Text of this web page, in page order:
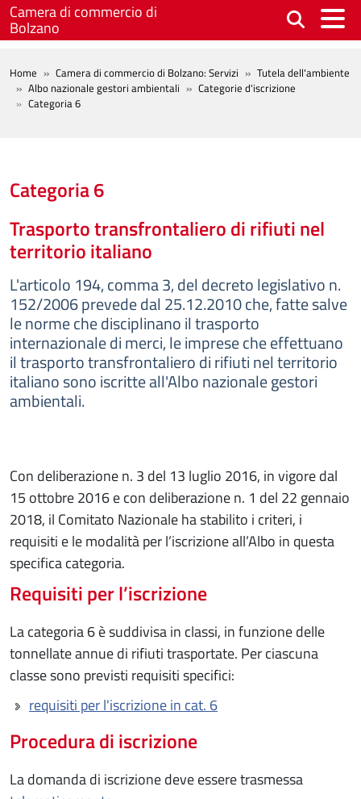
Salta al contenuto principale
Camera di commercio di
Bolzano
BREADCRUMB
Home Camera di commercio di Bolzano: Servizi
Tutela dell'ambiente
Albo nazionale gestori ambientali
Categorie d'iscrizione
Categoria 6
Categoria 6
Trasporto transfrontaliero di rifiuti nel
territorio italiano
L'articolo 194, comma 3, del decreto legislativo n.
152/2006 prevede dal 25.12.2010 che, fatte salve
le norme che disciplinano il trasporto
internazionale di merci, le imprese che effettuano
il trasporto transfrontaliero di rifiuti nel territorio
italiano sono iscritte all'Albo nazionale gestori
ambientali.
Con deliberazione n. 3 del 13 luglio 2016, in vigore dal
15 ottobre 2016 e con deliberazione n. 1 del 22 gennaio
2018, il Comitato Nazionale ha stabilito i criteri, i
requisiti e le modalità per l’iscrizione all’Albo in questa
specifica categoria.
Requisiti per l’iscrizione
La categoria 6 è suddivisa in classi, in funzione delle
tonnellate annue di rifiuti trasportate. Per ciascuna
classe sono previsti requisiti specifici:
requisiti per l'iscrizione in cat. 6
Procedura di iscrizione
La domanda di iscrizione deve essere trasmessa